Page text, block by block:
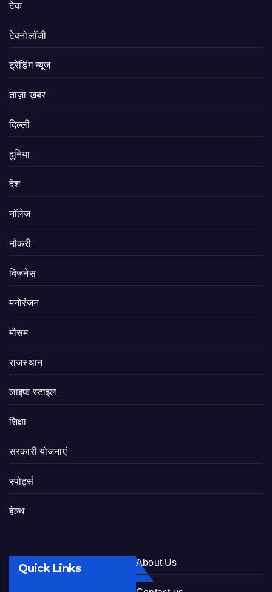
टेक
टेक्नोलॉजी
ट्रेंडिंग न्यूज़
ताज़ा ख़बर
दिल्ली
दुनिया
देश
नॉलेज
नौकरी
बिज़नेस
मनोरंजन
मौसम
राजस्थान
लाइफ स्टाइल
शिक्षा
सरकारी योजनाएं
स्पोर्ट्स
हेल्थ
Quick Links About Us